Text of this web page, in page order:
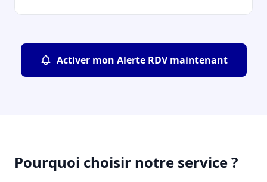
Activer mon Alerte RDV maintenant
Pourquoi choisir notre service ?